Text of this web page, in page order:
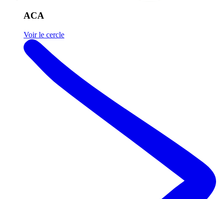
ACA
Voir le cercle